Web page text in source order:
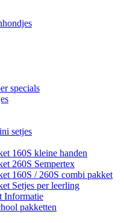
specials
setjes
160S kleine handen
260S Sempertex
160S / 260S combi pakket
Setjes per leerling
Informatie
pakketten